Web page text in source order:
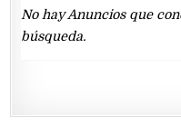
No hay Anuncios que
búsqueda.